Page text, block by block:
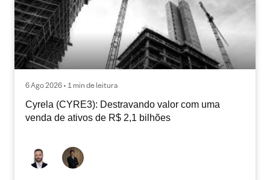
6 Ago 2026 • 1 min de leitura
Cyrela (CYRE3): Destravando valor com uma
venda de ativos de R$ 2,1 bilhões